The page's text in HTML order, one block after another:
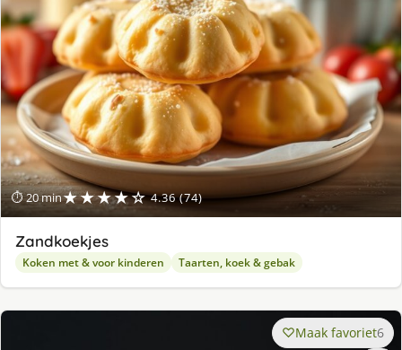
⏱ 20 min★★★★☆ 4.36 (74)
Zandkoekjes
Koken met & voor kinderen Taarten, koek & gebak
Maak favoriet6